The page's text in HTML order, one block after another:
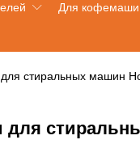
Для
для стиральных машин
для